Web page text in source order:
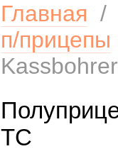
Главная
п/прицепы
TC